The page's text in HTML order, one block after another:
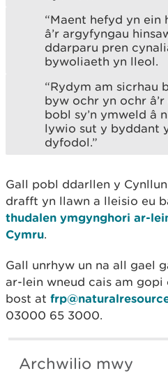
“Maent hefyd yn ein
â’r argyfyngau
ddarparu pren
bywoliaeth yn lleol.
“Rydym am sicrhau
byw ochr yn ochr
bobl sy’n ymweld â
lywio sut y byddant
dyfodol.”
Gall pobl ddarllen y
drafft yn llawn a lleisio eu
thudalen ymgynghori ar-
Cymru.
Gall unrhyw un na all gael
ar-lein wneud cais am
bost at
03000 65 3000.
Archwilio mwy